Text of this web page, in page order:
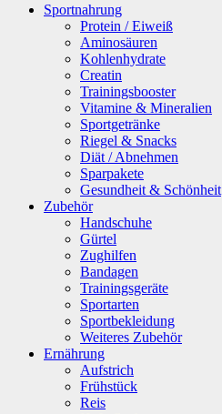
Sportnahrung
Protein / Eiweiß
Aminosäuren
Kohlenhydrate
Creatin
Trainingsbooster
Vitamine & Mineralien
Sportgetränke
Riegel & Snacks
Diät / Abnehmen
Sparpakete
Gesundheit & Schönheit
Zubehör
Handschuhe
Gürtel
Zughilfen
Bandagen
Trainingsgeräte
Sportarten
Sportbekleidung
Weiteres Zubehör
Ernährung
Aufstrich
Frühstück
Reis